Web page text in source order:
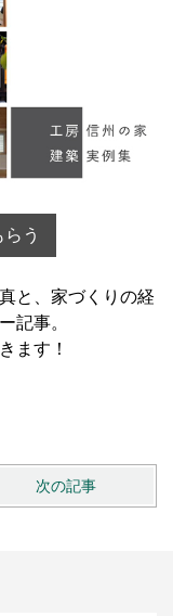
う
と、家づくりの経
記事。
ます！
次の記事